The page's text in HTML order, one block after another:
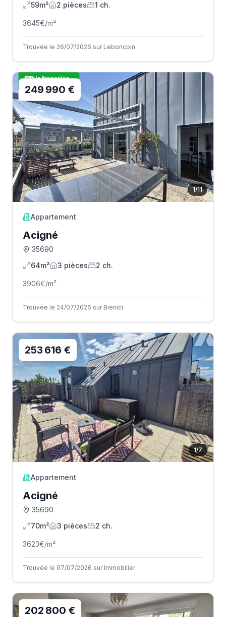
59m² 2 pièces 1 ch.
3645€/m²
Trouvée le 26/07/2026 sur Leboncoin
1/11
249 990 €
Appartement
Acigné
35690
64m²
3 pièces 2 ch.
3906€/m²
Trouvée le 24/07/2026 sur Bienici
1/7
253 616 €
Appartement
Acigné
35690
70m²
3 pièces 2 ch.
3623€/m²
Trouvée le 07/07/2026 sur Immobilier
202 800 €